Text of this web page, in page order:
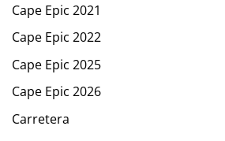
Cape Epic 2021
Cape Epic 2022
Cape Epic 2025
Cape Epic 2026
Carretera